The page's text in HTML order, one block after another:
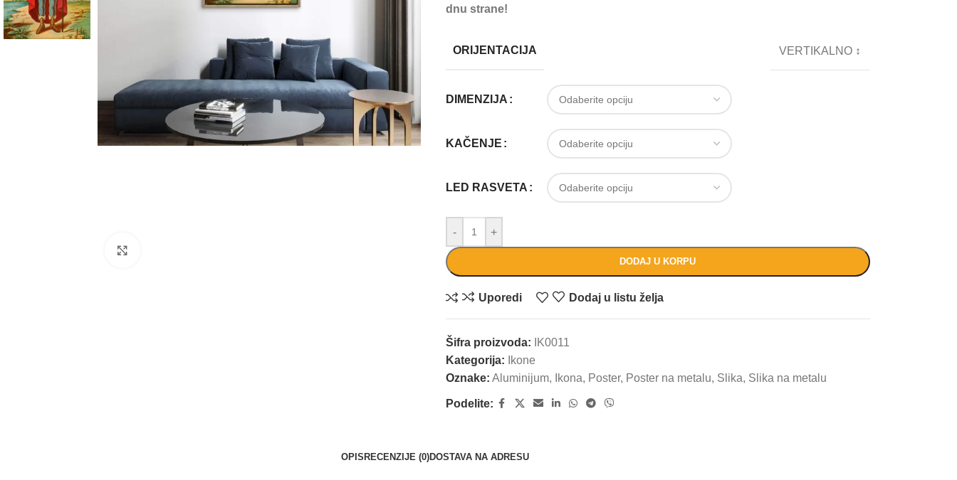
dnu strane!
ORIJENTACIJA VERTIKALNO ↕
DIMENZIJA
KAČENJE
LED RASVETA
- +
DODAJ U KORPU
Uporedi Dodaj u listu želja
Šifra proizvoda:
IK0011
Kategorija:
Ikone
Oznake: Aluminijum, Ikona, Poster, Poster na metalu, Slika, Slika na metalu
Podelite:
OPISRECENZIJE (0)DOSTAVA NA ADRESU